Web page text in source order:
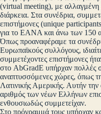
(virtual meeting), με αλλαγμένη
διάρκεια. Στα συνέδρια,
επιστήμονες (unique
για το ΕΑΝΑ και άνω των 150
Όπως προαναφέραμε τα
Ευρωπαϊκούς συλλόγους,
συμμετέχοντες επιστήμονες
στο AbGradE υπήρχαν πολλές
αναπτυσσόμενες χώρες, όπως
Λατινικής Αμερικής. Αυτήν
αριθμός των νέων Ελλήνων
ενθουσιωδώς συμμετείχαν.
Στο πρόγραμμά τους υπήρχαν